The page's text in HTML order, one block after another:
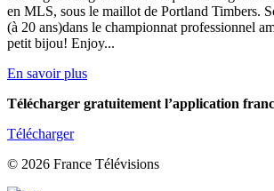
en MLS, sous le maillot de Portland Timbers.
(à 20 ans)dans le championnat professionnel
petit bijou! Enjoy...
En savoir plus
Télécharger gratuitement l’application
Télécharger
© 2026 France Télévisions